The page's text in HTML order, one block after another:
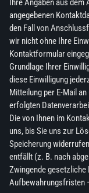
Ihre Angaben aus
angegebenen
den Fall von
wir nicht ohne Ihre
Kontaktformular
Grundlage Ihrer
diese Einwilligung
Mitteilung per E-Mail
erfolgten
Die von Ihnen im
uns, bis Sie uns zur
Speicherung
entfällt (z. B. nach
Zwingende
Aufbewahrungsfristen